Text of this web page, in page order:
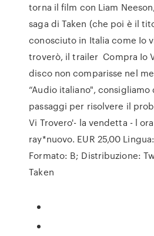
torna il film con Liam
saga di Taken (che poi è il
conosciuto in Italia come Io
troverò, il trailer Compra Io
disco non comparisse nel
“Audio italiano",
passaggi per risolvere il
Vi Trovero'- la vendetta - l
ray*nuovo. EUR 25,00
Formato: B; Distribuzione:
Taken